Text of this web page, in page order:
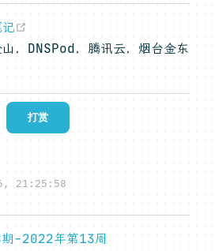
，DNSPod，腾讯云，烟台金东
打赏
21:25:58
-2022年第13周